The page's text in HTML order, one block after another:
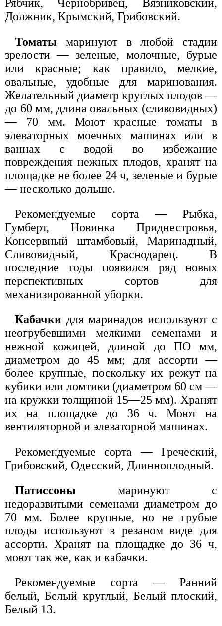
Рябчик, Чернобривец, Вязниковский,
Должник, Крымский, Грибовский.
Томаты маринуют в любой стадии
зрелости — зеленые, молочные, бурые
или красные; как правило, мелкие,
овальные, удобные для маринования.
Желательный диаметр круглых плодов —
до 60 мм, длина овальных (сливовидных)
— 70 мм. Моют красные томаты в
элеваторных моечных машинах или в
ваннах с водой во избежание
повреждения нежных плодов, хранят на
площадке не более 24 ч, зеленые и бурые
— несколько дольше.
Рекомендуемые сорта — Рыбка,
Гумберт, Новинка Приднестровья,
Консервный штамбовый, Маринадный,
Сливовидный, Краснодарец. В
последние годы появился ряд новых
перспективных сортов для
механизированной уборки.
Кабачки для маринадов используют с
неогрубевшими мелкими семенами и
нежной кожицей, длиной до ПО мм,
диаметром до 45 мм; для ассорти —
более крупные, поскольку их режут на
кубики или ломтики (диаметром 60 см —
на кружки толщиной 15—25 мм). Хранят
их на площадке до 36 ч. Моют на
вентиляторной и элеваторной машинах.
Рекомендуемые сорта — Греческий,
Грибовский, Одесский, Длинноплодный.
Патиссоны маринуют с
недоразвитыми семенами диаметром до
70 мм. Более крупные, но не грубые
плоды используют в резаном виде для
ассорти. Хранят на площадке до 36 ч,
моют так же, как и кабачки.
Рекомендуемые сорта — Ранний
белый, Белый круглый, Белый плоский,
Белый 13.